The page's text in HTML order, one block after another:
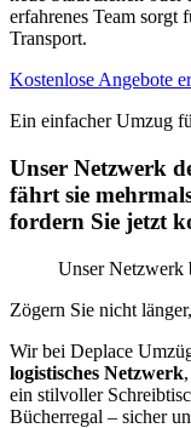
erfahrenes Team sorgt
Transport.
Kostenlose Angebote
Ein einfacher Umzug
Unser Netzwerk
fährt sie
fordern Sie jetzt
Unser Netzwerk
Zögern Sie nicht
Wir bei Deplace
logistisches Netzwerk
ein stilvoller
Bücherregal – sicher